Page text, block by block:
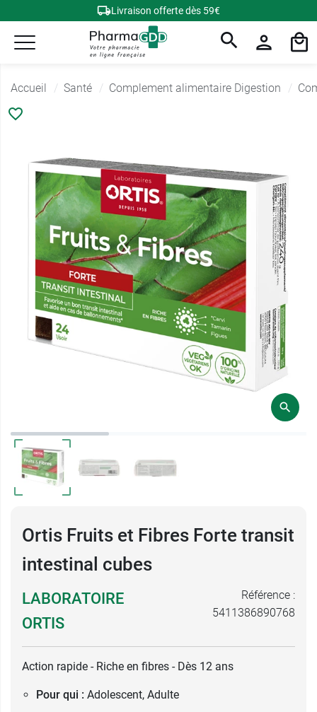
Livraison offerte dès 59€
Accueil Santé Complement alimentaire Digestion
Ortis Fruits et Fibres Forte transit
intestinal cubes
LABORATOIRE
ORTIS
Référence :
5411386890768
Action rapide - Riche en fibres - Dès 12 ans
Pour qui : Adolescent, Adulte